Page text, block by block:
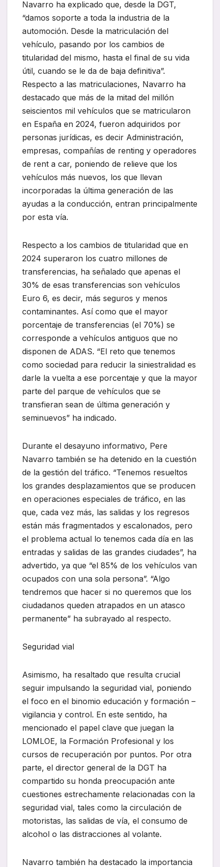
Navarro ha explicado que, desde la DGT,
“damos soporte a toda la industria de la
automoción. Desde la matriculación del
vehículo, pasando por los cambios de
titularidad del mismo, hasta el final de su vida
útil, cuando se le da de baja definitiva”.
Respecto a las matriculaciones, Navarro ha
destacado que más de la mitad del millón
seiscientos mil vehículos que se matricularon
en España en 2024, fueron adquiridos por
personas jurídicas, es decir Administración,
empresas, compañías de renting y operadores
de rent a car, poniendo de relieve que los
vehículos más nuevos, los que llevan
incorporadas la última generación de las
ayudas a la conducción, entran principalmente
por esta vía.
Respecto a los cambios de titularidad que en
2024 superaron los cuatro millones de
transferencias, ha señalado que apenas el
30% de esas transferencias son vehículos
Euro 6, es decir, más seguros y menos
contaminantes. Así como que el mayor
porcentaje de transferencias (el 70%) se
corresponde a vehículos antiguos que no
disponen de ADAS. “El reto que tenemos
como sociedad para reducir la siniestralidad es
darle la vuelta a ese porcentaje y que la mayor
parte del parque de vehículos que se
transfieran sean de última generación y
seminuevos” ha indicado.
Durante el desayuno informativo, Pere
Navarro también se ha detenido en la cuestión
de la gestión del tráfico. “Tenemos resueltos
los grandes desplazamientos que se producen
en operaciones especiales de tráfico, en las
que, cada vez más, las salidas y los regresos
están más fragmentados y escalonados, pero
el problema actual lo tenemos cada día en las
entradas y salidas de las grandes ciudades”, ha
advertido, ya que “el 85% de los vehículos van
ocupados con una sola persona”. “Algo
tendremos que hacer si no queremos que los
ciudadanos queden atrapados en un atasco
permanente” ha subrayado al respecto.
Seguridad vial
Asimismo, ha resaltado que resulta crucial
seguir impulsando la seguridad vial, poniendo
el foco en el binomio educación y formación –
vigilancia y control. En este sentido, ha
mencionado el papel clave que juegan la
LOMLOE, la Formación Profesional y los
cursos de recuperación por puntos. Por otra
parte, el director general de la DGT ha
compartido su honda preocupación ante
cuestiones estrechamente relacionadas con la
seguridad vial, tales como la circulación de
motoristas, las salidas de vía, el consumo de
alcohol o las distracciones al volante.
Navarro también ha destacado la importancia